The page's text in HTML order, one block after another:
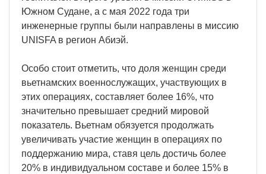
Южном Судане, а с мая 2022 года три
инженерные группы были направлены в миссию
UNISFA в регион Абиэй.
Особо стоит отметить, что доля женщин среди
вьетнамских военнослужащих, участвующих в
этих операциях, составляет более 16%, что
значительно превышает средний мировой
показатель. Вьетнам обязуется продолжать
увеличивать участие женщин в операциях по
поддержанию мира, ставя цель достичь более
20% в индивидуальном составе и более 15% в